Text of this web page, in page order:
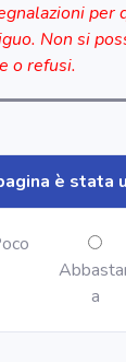
per
Non si
o refusi.
è stata
a